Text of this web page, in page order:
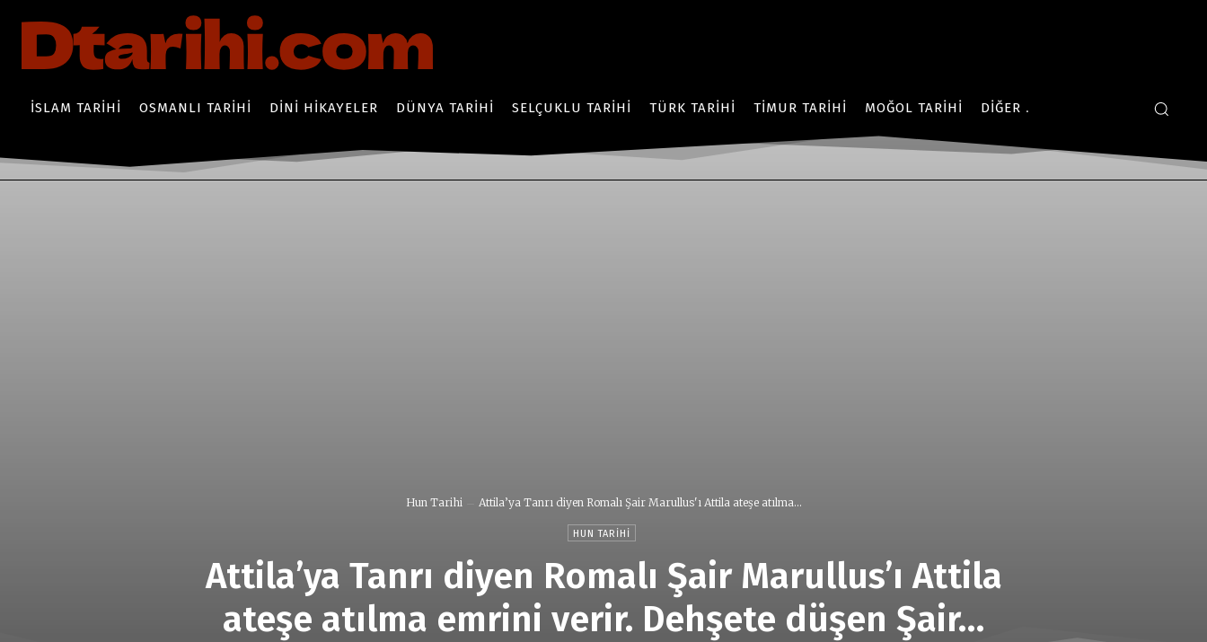
İSLAM TARIHI OSMANLI TARIHI DINI HIKAYELER DÜNYA TARIHI SELÇUKLU TARIHI TÜRK TARIHI TIMUR TARIHI MOĞOL TARIHI DIĞER
Hun Tarihi Attila’ya Tanrı diyen Romalı Şair Marullus'ı Attila ateşe atılma...
HUN TARIHI
Attila’ya Tanrı diyen Romalı Şair Marullus’ı Attila
ateşe atılma emrini verir. Dehşete düşen Şair…